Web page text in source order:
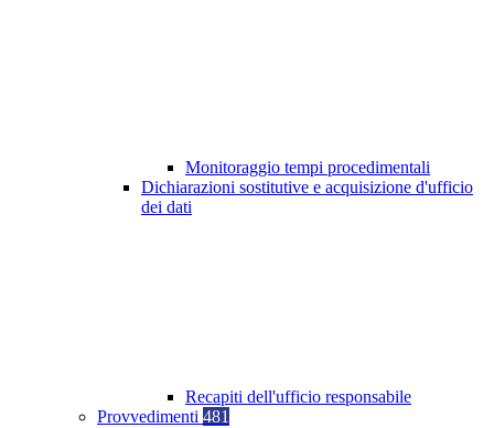
Monitoraggio tempi procedimentali
Dichiarazioni sostitutive e acquisizione d'ufficio
dei dati
Recapiti dell'ufficio responsabile
Provvedimenti 481